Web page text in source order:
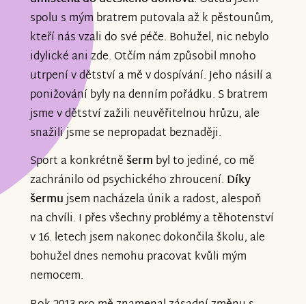
spolu s mým bratrem putovala až k pěstounům,
kteří nás vzali do své péče. Bohužel, nic nebylo
idylické ani zde. Otčím nám způsobil mnoho
utrpení v dětství a mě v dospívání. Jeho násilí a
ponižování byly na denním pořádku. S bratrem
jsme v dětství zažili neuvěřitelnou hrůzu, ale
snažili jsme se nepropadat beznaději.
Sport a konkrétněšerm byl to jediné, co mě
zachránilo od psychického zhroucení. Díky
šermujsem nacházela únik a radost, alespoň
na chvíli. I přes všechny problémy a těhotenství
v 16. letech jsem nakonec dokončila školu, ale
bohužel dnes nemohu pracovat kvůli mým
nemocem.